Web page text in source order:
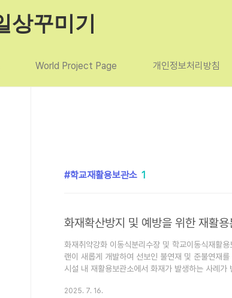
상꾸미기
World Project Page 개인정보처리방침
학교재활용보관소 1
화재취약강화 이동식분리수장 및 학교이동식재활
랜이 새롭게 개발하여 선보인 불연재 및 준불연
시설 내 재활용보관소에서 화재가 발생하는 사례
증가하고 있습니다.이러한 현장의 필요에 대응하여
2025. 7. 16.